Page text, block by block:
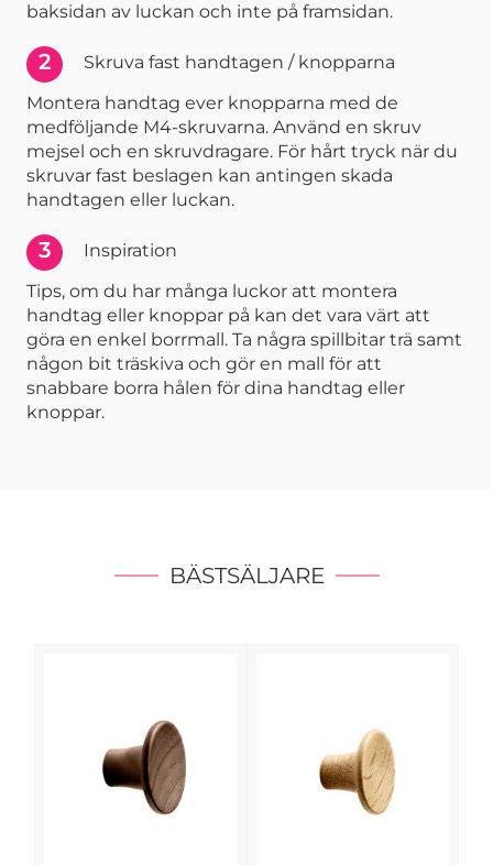
baksidan av luckan och inte på framsidan.
2
Skruva fast handtagen / knopparna
Montera handtag ever knopparna med de
medföljande M4-skruvarna. Använd en skruv
mejsel och en skruvdragare. För hårt tryck när du
skruvar fast beslagen kan antingen skada
handtagen eller luckan.
3
Inspiration
Tips, om du har många luckor att montera
handtag eller knoppar på kan det vara värt att
göra en enkel borrmall. Ta några spillbitar trä samt
någon bit träskiva och gör en mall för att
snabbare borra hålen för dina handtag eller
knoppar.
BÄSTSÄLJARE